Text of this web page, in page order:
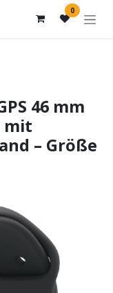
0
46 mm
mit
– Größe